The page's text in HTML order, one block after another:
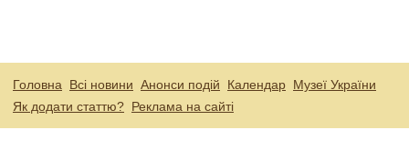
Головна Всі новини Анонси подій Календар Музеї України
Як додати статтю? Реклама на сайті